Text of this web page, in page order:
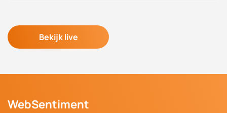
Bekijk live
WebSentiment